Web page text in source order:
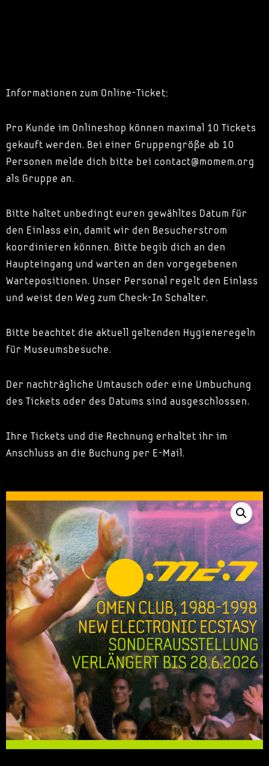
Informationen zum Online-Ticket:
Pro Kunde im Onlineshop können maximal 10 Tickets
gekauft werden. Bei einer Gruppengröße ab 10
Personen melde dich bitte bei contact@momem.org
als Gruppe an.
Bitte haltet unbedingt euren gewähltes Datum für
den Einlass ein, damit wir den Besucherstrom
koordinieren können. Bitte begib dich an den
Haupteingang und warten an den vorgegebenen
Wartepositionen. Unser Personal regelt den Einlass
und weist den Weg zum Check-In Schalter.
Bitte beachtet die aktuell geltenden Hygieneregeln
für Museumsbesuche.
Der nachträgliche Umtausch oder eine Umbuchung
des Tickets oder des Datums sind ausgeschlossen.
Ihre Tickets und die Rechnung erhaltet ihr im
Anschluss an die Buchung per E-Mail.